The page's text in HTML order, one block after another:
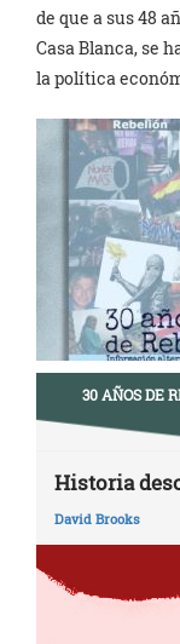
de que a sus 48
Casa Blanca, se
la política
30 AÑOS DE
Historia
David Brooks